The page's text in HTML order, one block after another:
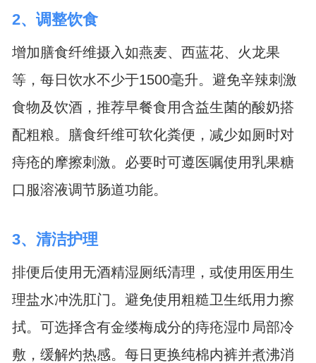
2、调整饮食
增加膳食纤维摄入如燕麦、西蓝花、火龙果
等，每日饮水不少于1500毫升。避免辛辣刺激
食物及饮酒，推荐早餐食用含益生菌的酸奶搭
配粗粮。膳食纤维可软化粪便，减少如厕时对
痔疮的摩擦刺激。必要时可遵医嘱使用乳果糖
口服溶液调节肠道功能。
3、清洁护理
排便后使用无酒精湿厕纸清理，或使用医用生
理盐水冲洗肛门。避免使用粗糙卫生纸用力擦
拭。可选择含有金缕梅成分的痔疮湿巾局部冷
敷，缓解灼热感。每日更换纯棉内裤并煮沸消